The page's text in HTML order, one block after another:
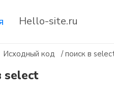
Hello-site.ru
Исходный код /поиск в
select